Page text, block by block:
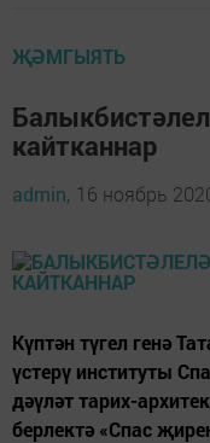
ҖӘМГЫЯТЬ
кайтканнар
admin, 16 ноябрь
Күптән түгел генә
үстерү институты
дәүләт тарих-
берлектә «Спас